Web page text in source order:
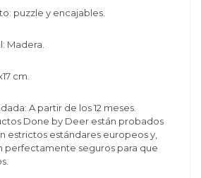
puzzle y encajables.
Madera.
cm.
A partir de los 12 meses.
Done by Deer están probados
estrictos estándares europeos y,
perfectamente seguros para que